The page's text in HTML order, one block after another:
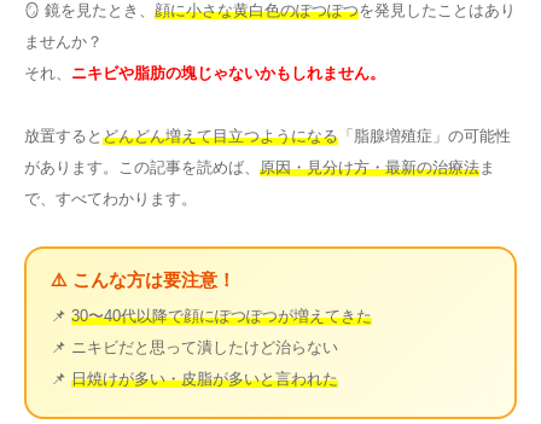
🪞 鏡を見たとき、 顔に小さな黄白色のぽつぽつを発見したことはあり
ませんか？
それ、 ニキビや脂肪の塊じゃないかもしれません。
放置すると どんどん増えて目立つようになる 「脂腺増殖症」の可能性
があります。この記事を読めば、 原因・見分け方・最新の治療法ま
で、すべてわかります。
⚠️ こんな方は要注意！
📌 30〜40代以降で顔にぽつぽつが増えてきた
📌 ニキビだと思って潰したけど治らない
📌 日焼けが多い・皮脂が多いと言われた